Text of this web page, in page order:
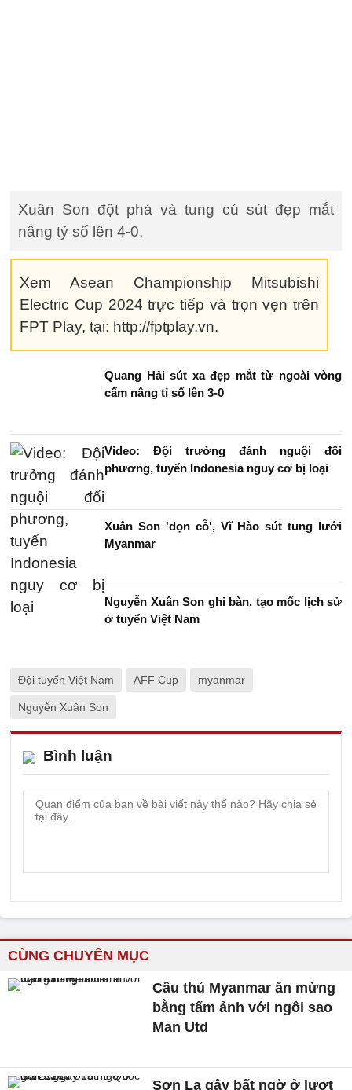
Xuân Son đột phá và tung cú sút đẹp mắt
nâng tỷ số lên 4-0.
Xem Asean Championship Mitsubishi
Electric Cup 2024 trực tiếp và trọn vẹn trên
FPT Play, tại: http://fptplay.vn.
Quang Hải sút xa đẹp mắt từ ngoài vòng
cấm nâng tỉ số lên 3-0
Video: Đội trưởng đánh nguội đối
phương, tuyển Indonesia nguy cơ bị loại
Xuân Son 'dọn cỗ', Vĩ Hào sút tung lưới
Myanmar
Nguyễn Xuân Son ghi bàn, tạo mốc lịch sử
ở tuyển Việt Nam
Đội tuyển Việt Nam AFF Cup myanmar
Nguyễn Xuân Son
Bình luận
CÙNG CHUYÊN MỤC
Cầu thủ Myanmar ăn mừng
bằng tấm ảnh với ngôi sao
Man Utd
Sơn La gây bất ngờ ở lượt